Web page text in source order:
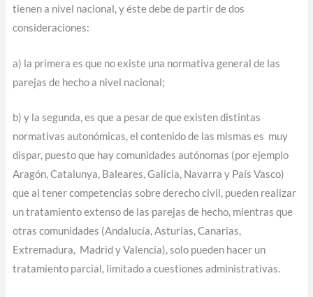
tienen a nivel nacional, y éste debe de partir de dos
consideraciones:
a) la primera es que no existe una normativa general de las
parejas de hecho a nivel nacional;
b) y la segunda, es que a pesar de que existen distintas
normativas autonómicas, el contenido de las mismas es muy
dispar, puesto que hay comunidades autónomas (por ejemplo
Aragón, Catalunya, Baleares, Galicia, Navarra y País Vasco)
que al tener competencias sobre derecho civil, pueden realizar
un tratamiento extenso de las parejas de hecho, mientras que
otras comunidades (Andalucía, Asturias, Canarias,
Extremadura, Madrid y Valencia), solo pueden hacer un
tratamiento parcial, limitado a cuestiones administrativas.